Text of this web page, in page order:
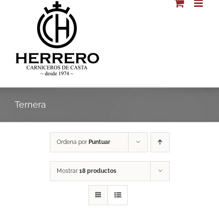
Ternera
Ordena por Puntuar
Mostrar 18 productos